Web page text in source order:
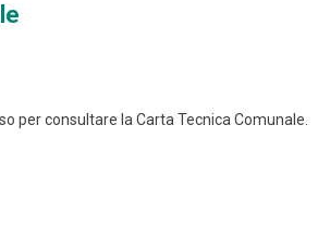
per consultare la Carta Tecnica Comunale.